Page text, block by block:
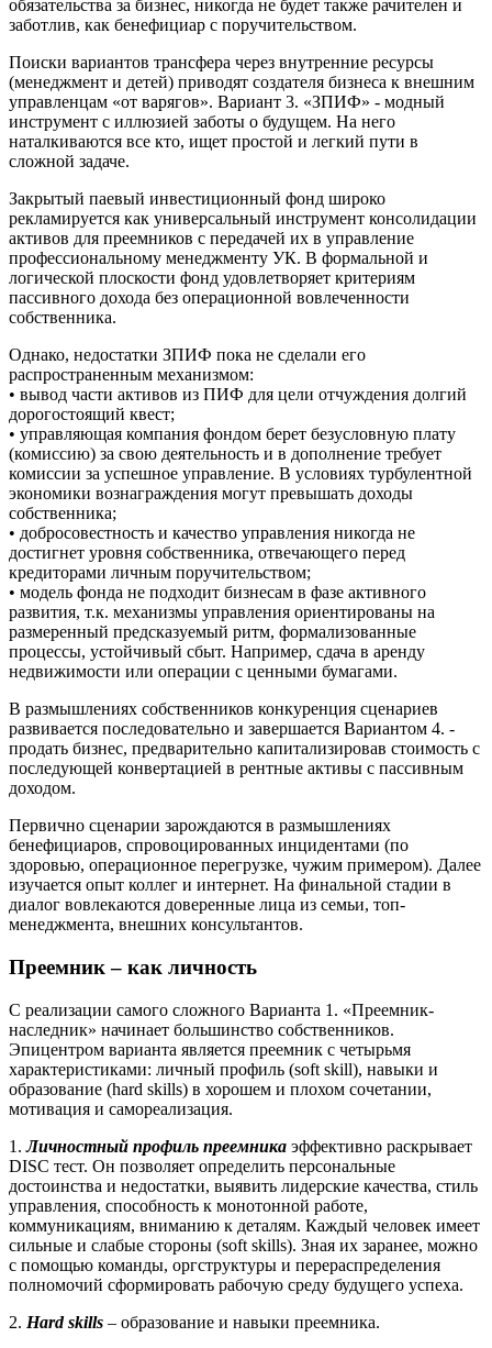
обязательства за бизнес, никогда не будет также рачителен и
заботлив, как бенефициар с поручительством.
Поиски вариантов трансфера через внутренние ресурсы
(менеджмент и детей) приводят создателя бизнеса к внешним
управленцам «от варягов». Вариант 3. «ЗПИФ» - модный
инструмент с иллюзией заботы о будущем. На него
наталкиваются все кто, ищет простой и легкий пути в
сложной задаче.
Закрытый паевый инвестиционный фонд широко
рекламируется как универсальный инструмент консолидации
активов для преемников с передачей их в управление
профессиональному менеджменту УК. В формальной и
логической плоскости фонд удовлетворяет критериям
пассивного дохода без операционной вовлеченности
собственника.
Однако, недостатки ЗПИФ пока не сделали его
распространенным механизмом:
• вывод части активов из ПИФ для цели отчуждения долгий
дорогостоящий квест;
• управляющая компания фондом берет безусловную плату
(комиссию) за свою деятельность и в дополнение требует
комиссии за успешное управление. В условиях турбулентной
экономики вознаграждения могут превышать доходы
собственника;
• добросовестность и качество управления никогда не
достигнет уровня собственника, отвечающего перед
кредиторами личным поручительством;
• модель фонда не подходит бизнесам в фазе активного
развития, т.к. механизмы управления ориентированы на
размеренный предсказуемый ритм, формализованные
процессы, устойчивый сбыт. Например, сдача в аренду
недвижимости или операции с ценными бумагами.
В размышлениях собственников конкуренция сценариев
развивается последовательно и завершается Вариантом 4. -
продать бизнес, предварительно капитализировав стоимость с
последующей конвертацией в рентные активы с пассивным
доходом.
Первично сценарии зарождаются в размышлениях
бенефициаров, спровоцированных инцидентами (по
здоровью, операционное перегрузке, чужим примером). Далее
изучается опыт коллег и интернет. На финальной стадии в
диалог вовлекаются доверенные лица из семьи, топ-
менеджмента, внешних консультантов.
Преемник – как личность
С реализации самого сложного Варианта 1. «Преемник-
наследник» начинает большинство собственников.
Эпицентром варианта является преемник с четырьмя
характеристиками: личный профиль (soft skill), навыки и
образование (hard skills) в хорошем и плохом сочетании,
мотивация и самореализация.
1.Личностный профиль преемника эффективно раскрывает
DISC тест. Он позволяет определить персональные
достоинства и недостатки, выявить лидерские качества, стиль
управления, способность к монотонной работе,
коммуникациям, вниманию к деталям. Каждый человек имеет
сильные и слабые стороны (soft skills). Зная их заранее, можно
с помощью команды, оргструктуры и перераспределения
полномочий сформировать рабочую среду будущего успеха.
2. Hard skills – образование и навыки преемника.